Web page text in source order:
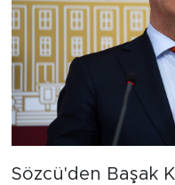
Sözcü'den Başak
FOTO GALERİ
VİDEOLAR
ALINTI